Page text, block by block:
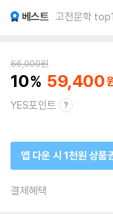
베스트 고전문학
66,000원
10 59,400
YES포인트
앱 다운 시 1천원 상품
결제혜택